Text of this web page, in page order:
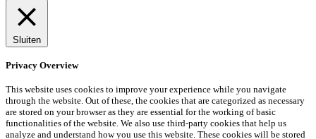
Sluiten
Privacy Overview
This website uses cookies to improve your experience while you navigate
through the website. Out of these, the cookies that are categorized as necessary
are stored on your browser as they are essential for the working of basic
functionalities of the website. We also use third-party cookies that help us
analyze and understand how you use this website. These cookies will be stored